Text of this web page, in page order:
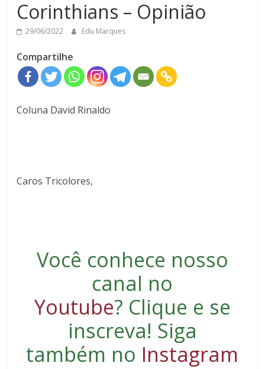
Corinthians – Opinião
29/06/2022 Edu Marques
Compartilhe
Coluna David Rinaldo
Caros Tricolores,
Você conhece nosso
canal no
Youtube? Clique e se
inscreva! Siga
também no Instagram